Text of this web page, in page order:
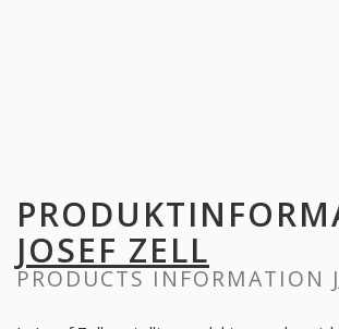
JOSEF ZELL
PRODUCTS INFORMATION